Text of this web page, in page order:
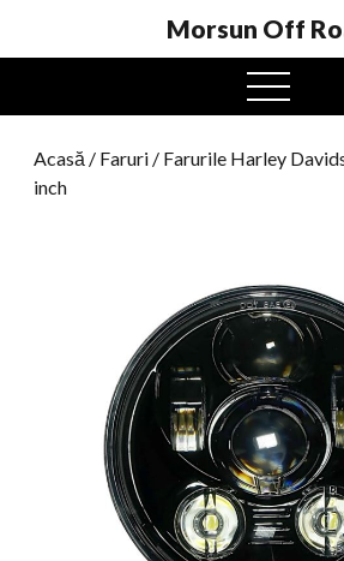
Morsun Off
Meniu
Acasă / Faruri / Farurile Harley
inch